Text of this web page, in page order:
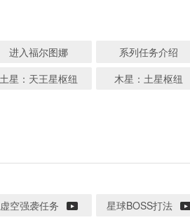
进入福尔图娜
系列任务介绍
土星：天王星枢纽
木星：土星枢纽
虚空强袭任务
星球BOSS打法